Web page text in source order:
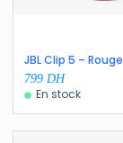
JBL Clip 5 – Rouge
799 DH
En stock